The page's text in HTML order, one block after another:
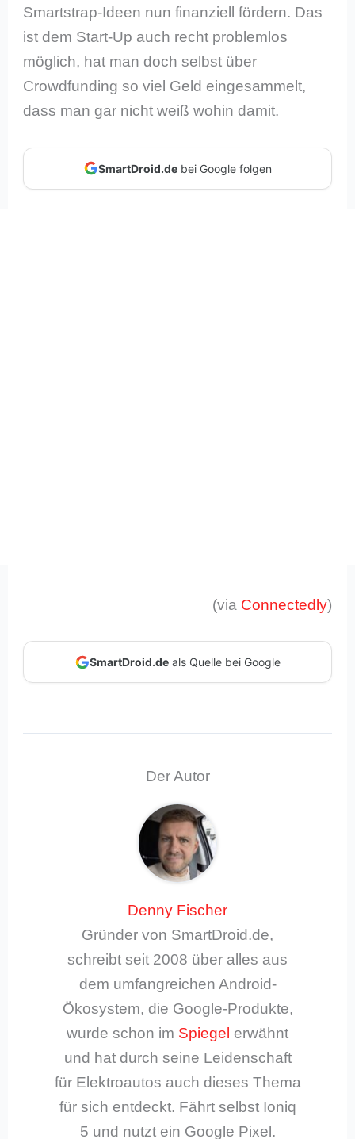
Smartstrap-Ideen nun finanziell fördern. Das
ist dem Start-Up auch recht problemlos
möglich, hat man doch selbst über
Crowdfunding so viel Geld eingesammelt,
dass man gar nicht weiß wohin damit.
SmartDroid.debei Google folgen
(via Connectedly)
SmartDroid.deals Quelle bei Google
Der Autor
Denny Fischer
Gründer von SmartDroid.de,
schreibt seit 2008 über alles aus
dem umfangreichen Android-
Ökosystem, die Google-Produkte,
wurde schon im Spiegel erwähnt
und hat durch seine Leidenschaft
für Elektroautos auch dieses Thema
für sich entdeckt. Fährt selbst Ioniq
5 und nutzt ein Google Pixel.